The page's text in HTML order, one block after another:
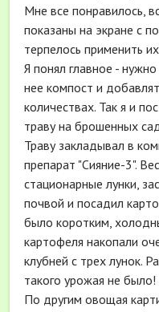
Мне все понравилось,
показаны на экране с
терпелось применить
Я понял главное -
нее компост и
количествах. Так я и
траву на брошенных
Траву закладывал в
препарат "Сияние-3".
стационарные лунки,
почвой и посадил
было коротким,
картофеля накопали
клубней с трех лунок.
такого урожая не было!
По другим овощая